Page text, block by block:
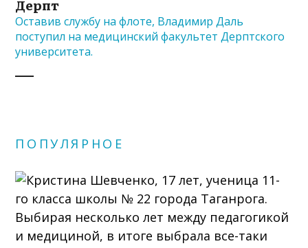
Дерпт
Оставив службу на флоте, Владимир Даль
поступил на медицинский факультет Дерптского
университета.
ПОПУЛЯРНОЕ